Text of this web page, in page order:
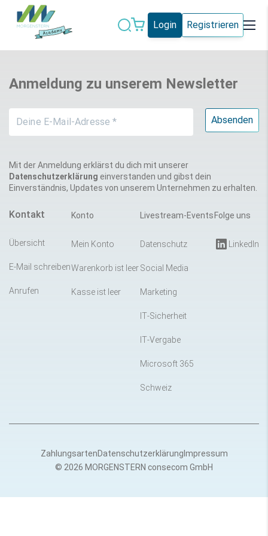
Login Registrieren
Künstliche
Microsoft 365
Schweiz Social Media
Anmeldung zu unserem Newsletter
Mit der Anmeldung erklärst du dich mit unserer
Datenschutzerklärung einverstanden und gibst dein
Einverständnis, Updates von unserem Unternehmen zu erhalten.
Kontakt
Übersicht
E-Mail schreiben
Anrufen
Konto
Mein Konto
Warenkorb ist leer
Kasse ist leer
Livestream-Events
Datenschutz
Social Media
Marketing
IT-Sicherheit
IT-Vergabe
Microsoft 365
Schweiz
Folge uns
LinkedIn
© 2026 MORGENSTERN consecom GmbH
ZahlungsartenDatenschutzerklärung Impressum